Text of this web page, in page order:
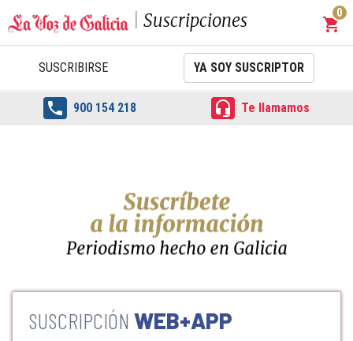
Suscripciones shopping_cart
0
SUSCRIBIRSE YA SOY SUSCRIPTOR
 900 154 218  Te llamamos
WEB+APP